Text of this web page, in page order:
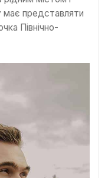
представляти
Північно-